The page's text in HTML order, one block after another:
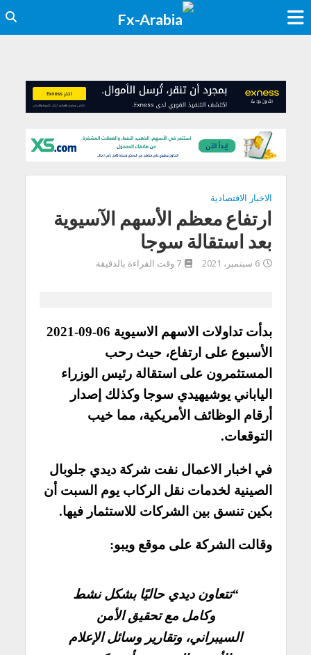
الاخبار الاقتصادية
ارتفاع معظم الأسهم الآسيوية
بعد استقالة سوجا
6 سبتمبر، 2021 7 وقت القراءة بالدقيقة
بدأت تداولات الاسهم الاسيوية 06-09-2021
الأسبوع على ارتفاع، حيث رحب
المستثمرون على استقالة رئيس الوزراء
الياباني يوشيهيدي سوجا وكذلك إصدار
أرقام الوظائف الأمريكية، مما خيب
التوقعات.
في اخبار الاعمال نفت شركة ديدي جلوبال
الصينية لخدمات نقل الركاب يوم السبت أن
بكين تنسق بين الشركات للاستثمار فيها.
وقالت الشركة على موقع ويبو:
“تتعاون ديدي حاليًا بشكل نشط
وكامل مع تحقيق الأمن
السيبراني، وتقارير وسائل الإعلام